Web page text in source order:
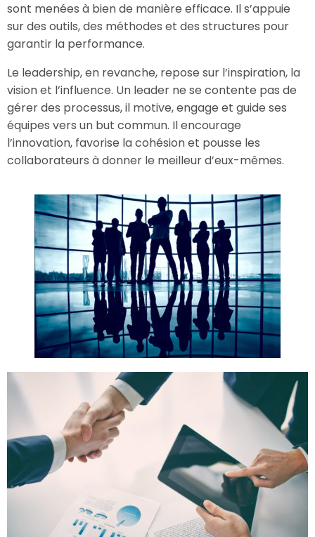
sont menées à bien de manière efficace. Il s’appuie
sur des outils, des méthodes et des structures pour
garantir la performance.
Le leadership, en revanche, repose sur l’inspiration, la
vision et l’influence. Un leader ne se contente pas de
gérer des processus, il motive, engage et guide ses
équipes vers un but commun. Il encourage
l’innovation, favorise la cohésion et pousse les
collaborateurs à donner le meilleur d’eux-mêmes.